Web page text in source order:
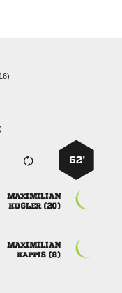
62’

 

 